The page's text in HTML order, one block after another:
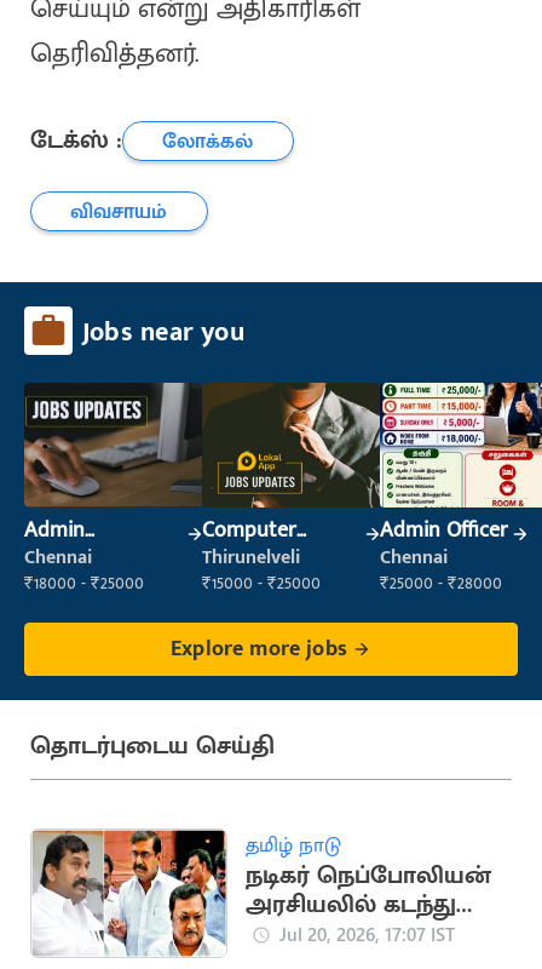
செய்யும் என்று அதிகாரிகள்
தெரிவித்தனர்.
டேக்ஸ் :
லோக்கல்
விவசாயம்
Jobs near you
Admin
Supervisor
Chennai
₹18000 - ₹25000
Computer
Operator
Thirunelveli
₹15000 - ₹25000
Admin Officer
Chennai
₹25000 - ₹28000
Explore more jobs
தொடர்புடைய செய்தி
தமிழ் நாடு
நடிகர் நெப்போலியன்
அரசியலில் கடந்து
வந்த முக்கிய
Jul 20, 2026, 17:07 IST